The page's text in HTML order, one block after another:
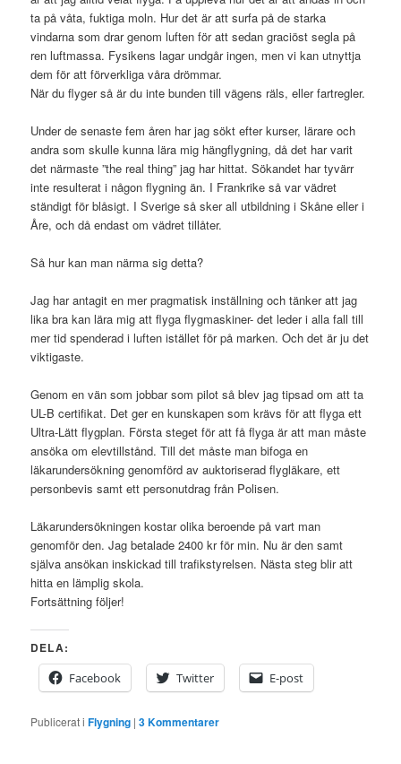
ta på våta, fuktiga moln. Hur det är att surfa på de starka
vindarna som drar genom luften för att sedan graciöst segla på
ren luftmassa. Fysikens lagar undgår ingen, men vi kan utnyttja
dem för att förverkliga våra drömmar.
När du flyger så är du inte bunden till vägens räls, eller fartregler.
Under de senaste fem åren har jag sökt efter kurser, lärare och
andra som skulle kunna lära mig hängflygning, då det har varit
det närmaste ”the real thing” jag har hittat. Sökandet har tyvärr
inte resulterat i någon flygning än. I Frankrike så var vädret
ständigt för blåsigt. I Sverige så sker all utbildning i Skåne eller i
Åre, och då endast om vädret tillåter.
Så hur kan man närma sig detta?
Jag har antagit en mer pragmatisk inställning och tänker att jag
lika bra kan lära mig att flyga flygmaskiner- det leder i alla fall till
mer tid spenderad i luften istället för på marken. Och det är ju det
viktigaste.
Genom en vän som jobbar som pilot så blev jag tipsad om att ta
UL-B certifikat. Det ger en kunskapen som krävs för att flyga ett
Ultra-Lätt flygplan. Första steget för att få flyga är att man måste
ansöka om elevtillstånd. Till det måste man bifoga en
läkarundersökning genomförd av auktoriserad flygläkare, ett
personbevis samt ett personutdrag från Polisen.
Läkarundersökningen kostar olika beroende på vart man
genomför den. Jag betalade 2400 kr för min. Nu är den samt
själva ansökan inskickad till trafikstyrelsen. Nästa steg blir att
hitta en lämplig skola.
Fortsättning följer!
DELA:
Facebook
Twitter E-post
Publicerat i Flygning |3Kommentarer